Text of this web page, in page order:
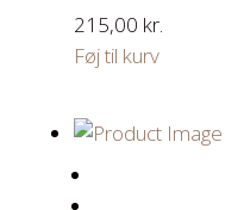
215,00 kr.
Føj til kurv